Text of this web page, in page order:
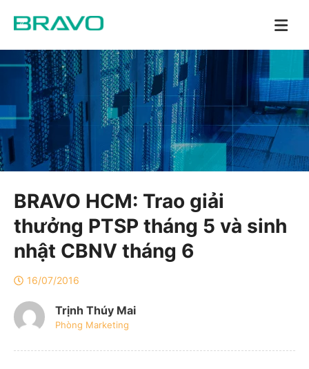
BRAVO HCM: Trao giải
thưởng PTSP tháng 5 và sinh
nhật CBNV tháng 6
16/07/2016
Trịnh Thúy Mai
Phòng Marketing